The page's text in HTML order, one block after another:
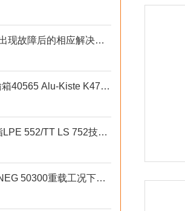
CASAPPA泵出现故障后的相应解决方法分享
ZARGES运输箱40565 Alu-Kiste K470用于航空行业，经盐雾测试
Lubcon润滑脂LPE 552/TT LS 752技术特性
Netter振动器NEG 50300重载工况下的性能突破